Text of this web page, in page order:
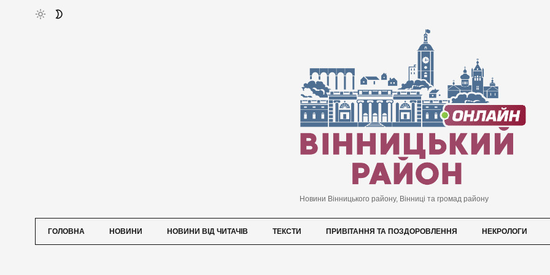
Новини Вінницького району, Вінниці та громад району
ГОЛОВНА НОВИНИ НОВИНИ ВІД ЧИТАЧІВ ТЕКСТИ ПРИВІТАННЯ ТА ПОЗДОРОВЛЕННЯ НЕКРОЛОГИ